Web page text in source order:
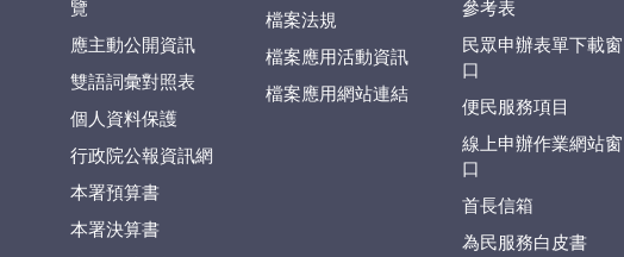
覽
應主動公開資訊
雙語詞彙對照表
個人資料保護
行政院公報資訊網
本署預算書
本署決算書
檔案法規
檔案應用活動資訊
檔案應用網站連結
參考表
民眾申辦表單下載窗
口
便民服務項目
線上申辦作業網站窗
口
首長信箱
為民服務白皮書